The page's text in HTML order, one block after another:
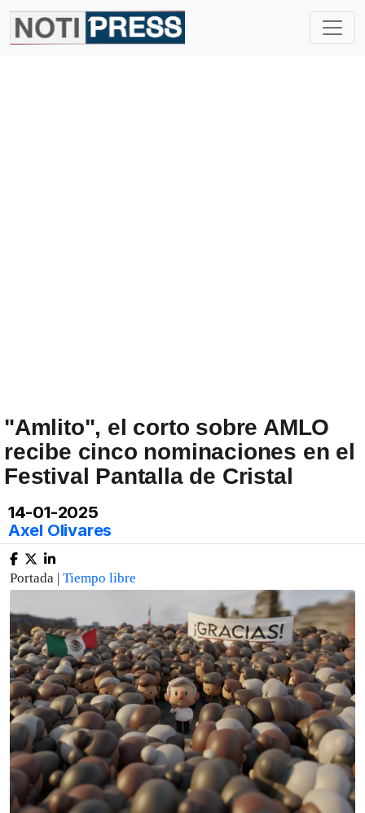
"Amlito", el corto sobre AMLO
recibe cinco nominaciones en el
Festival Pantalla de Cristal
14-01-2025
Axel Olivares
Portada | Tiempo libre